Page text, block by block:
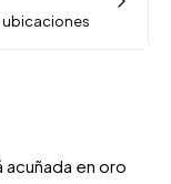
ubicaciones
en oro